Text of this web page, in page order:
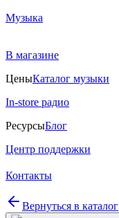
Музыка
В магазине
ЦеныКаталог музыки
In-store радио
РесурсыБлог
Центр поддержки
Контакты
Вернуться в каталог